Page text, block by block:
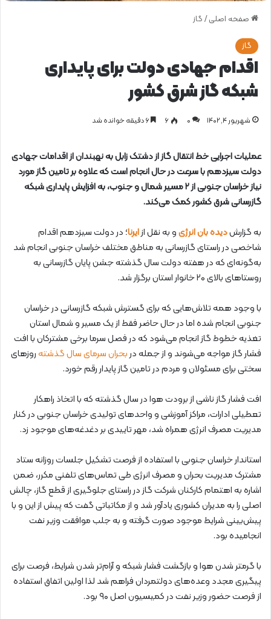
صفحه اصلی / گاز
گاز
اقدام جهادی دولت برای پایداری
شبکه گاز شرق کشور
شهریور ۴, ۱۴۰۲ 0 ۶
عملیات اجرایی خط انتقال گاز از دشتک زابل به نهبندان از اقدامات جهادی
دولت سیزدهم با سرعت در حال انجام است که علاوه بر تامین گاز مورد
نیاز خراسان جنوبی از ۲ مسیر شمال و جنوب، به افزایش پایداری شبکه
گازرسانی شرق کشور کمک می‌کند.
به گزارشدیده بان انرژیو به نقل ازایرنا؛ در دولت سیزدهم اقدام
شاخصی در راستای گازرسانی به مناطق مختلف خراسان جنوبی انجام شد
به‌گونه‌ای که در هفته دولت سال گذشته جشن پایان گازرسانی به
روستاهای بالای ۲۰ خانوار استان برگزار شد.
با وجود همه تلاش‌هایی که برای گسترش شبکه گازرسانی در خراسان
جنوبی انجام شده اما در حال حاضر فقط از یک مسیر و شمال استان
تغذیه خطوط گاز انجام می‌شود که در فصل سرما برخی مشترکان با افت
فشار گاز مواجه می‌شوند و از جمله دربحران سرمای سال گذشتهروزهای
سختی برای مسئولان و مردم در تامین گاز پایدار رقم خورد.
افت فشار گاز ناشی از برودت هوا در سال گذشته که با اتخاذ راهکار
تعطیلی ادارات، مراکز آموزشی و واحدهای تولیدی خراسان جنوبی در کنار
مدیریت مصرف انرژی همراه شد، مهر تاییدی بر دغدغه‌های موجود زد.
استاندار خراسان جنوبی با استفاده از فرصت تشکیل جلسات روزانه ستاد
مشترک مدیریت بحران و مصرف انرژی طی تماس‌های تلفنی مکرر، ضمن
اشاره به اهتمام کارکنان شرکت گاز در راستای جلوگیری از قطع گاز، چالش
اصلی را به مدیران کشوری یادآور شد و از مکاتباتی گفت که پیش از این و با
پیش‌بینی شرایط موجود صورت گرفته و به جلب موافقت وزیر نفت
انجامیده بود.
با گرمتر شدن هوا و بازگشت فشار شبکه و آرام‌تر شدن شرایط، فرصت برای
پیگیری مجدد وعده‌های دولتمردان فراهم شد لذا اولین اتفاق استفاده
از فرصت حضور وزیر نفت در کمیسیون اصل ۹۰ بود.